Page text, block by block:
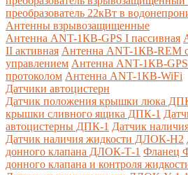
преобразователь 22кВт в
Антенны взрывозащищенные
Антенна ANT-1КВ-GPS I пассивная
II активная Антенна ANT-1КВ-REM
управлением Антенна ANT-1КВ-
протоколом Антенна ANT-1КВ-WiFi
Датчики автоцистерн
Датчик положения крышки люка
крышки сливного ящика ДПК-1
автоцистерны ДПК-1 Датчик
Датчик наличия жидкости ДЛОК-Н2
донного клапана ДЛОК-Т-1 Фланец
донного клапана и контроля